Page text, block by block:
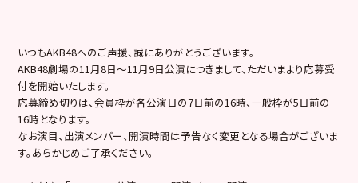
いつもAKB48へのご声援、誠にありがとうございます。
AKB48劇場の11月8日～11月9日公演につきまして、ただいまより応募受
付を開始いたします。
応募締め切りは、会員枠が各公演日の7日前の16時、一般枠が5日前の
16時となります。
なお演目、出演メンバー、開演時間は予告なく変更となる場合がございま
す。あらかじめご了承ください。